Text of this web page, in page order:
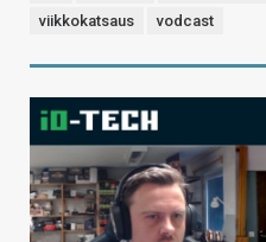
viikkokatsaus
vodcast